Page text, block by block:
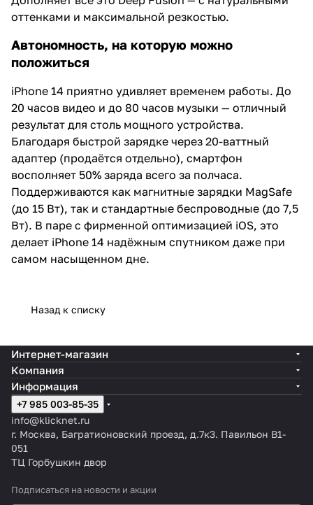
оттенками и максимальной резкостью.
Автономность, на которую можно
положиться
iPhone 14 приятно удивляет временем работы. До
20 часов видео и до 80 часов музыки — отличный
результат для столь мощного устройства.
Благодаря быстрой зарядке через 20-ваттный
адаптер (продаётся отдельно), смартфон
восполняет 50% заряда всего за полчаса.
Поддерживаются как магнитные зарядки MagSafe
(до 15 Вт), так и стандартные беспроводные (до 7,5
Вт). В паре с фирменной оптимизацией iOS, это
делает iPhone 14 надёжным спутником даже при
самом насыщенном дне.
Назад к списку
Интернет-магазин
Компания
Информация
+7 985 003-85-35
info@klicknet.ru
г. Москва, Багратионовский проезд, д.7к3. Павильон B1-
051
ТЦ Горбушкин двор
Подписаться на новости и акции